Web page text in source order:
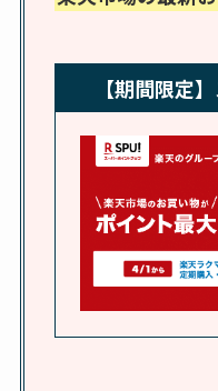
【期間限定